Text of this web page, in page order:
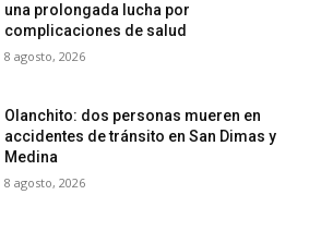
una prolongada lucha por
complicaciones de salud
8 agosto, 2026
Olanchito: dos personas mueren en
accidentes de tránsito en San Dimas y
Medina
8 agosto, 2026